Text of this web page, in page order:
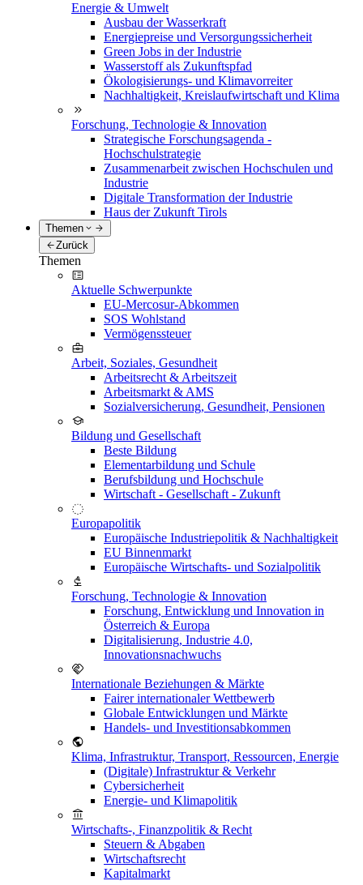
Energie & Umwelt
Ausbau der Wasserkraft
Energiepreise und Versorgungssicherheit
Green Jobs in der Industrie
Wasserstoff als Zukunftspfad
Ökologisierungs- und Klimavorreiter
Nachhaltigkeit, Kreislaufwirtschaft und Klima
Forschung, Technologie & Innovation
Strategische Forschungsagenda -
Hochschulstrategie
Zusammenarbeit zwischen Hochschulen und
Industrie
Digitale Transformation der Industrie
Haus der Zukunft Tirols
Themen
Zurück
Themen
Aktuelle Schwerpunkte
EU-Mercosur-Abkommen
SOS Wohlstand
Vermögenssteuer
Arbeit, Soziales, Gesundheit
Arbeitsrecht & Arbeitszeit
Arbeitsmarkt & AMS
Sozialversicherung, Gesundheit, Pensionen
Bildung und Gesellschaft
Beste Bildung
Elementarbildung und Schule
Berufsbildung und Hochschule
Wirtschaft - Gesellschaft - Zukunft
Europapolitik
Europäische Industriepolitik & Nachhaltigkeit
EU Binnenmarkt
Europäische Wirtschafts- und Sozialpolitik
Forschung, Technologie & Innovation
Forschung, Entwicklung und Innovation in
Österreich & Europa
Digitalisierung, Industrie 4.0,
Innovationsnachwuchs
Internationale Beziehungen & Märkte
Fairer internationaler Wettbewerb
Globale Entwicklungen und Märkte
Handels- und Investitionsabkommen
Klima, Infrastruktur, Transport, Ressourcen, Energie
(Digitale) Infrastruktur & Verkehr
Cybersicherheit
Energie- und Klimapolitik
Wirtschafts-, Finanzpolitik & Recht
Steuern & Abgaben
Wirtschaftsrecht
Kapitalmarkt